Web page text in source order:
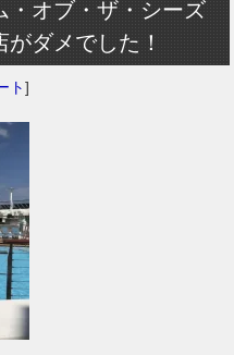
・オブ・ザ・シーズ
ダメでした！
ト]